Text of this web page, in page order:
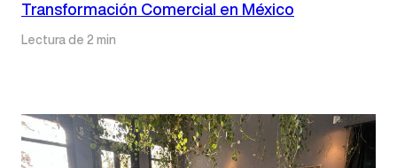
Transformación Comercial en México
Lectura de 2 min